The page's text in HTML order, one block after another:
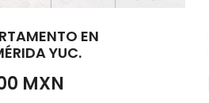
EN
YUC.
MXN